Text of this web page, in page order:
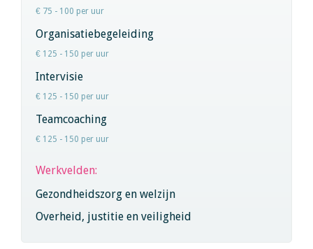
€ 75 - 100 per uur
Organisatiebegeleiding
€ 125 - 150 per uur
Intervisie
€ 125 - 150 per uur
Teamcoaching
€ 125 - 150 per uur
Werkvelden:
Gezondheidszorg en welzijn
Overheid, justitie en veiligheid